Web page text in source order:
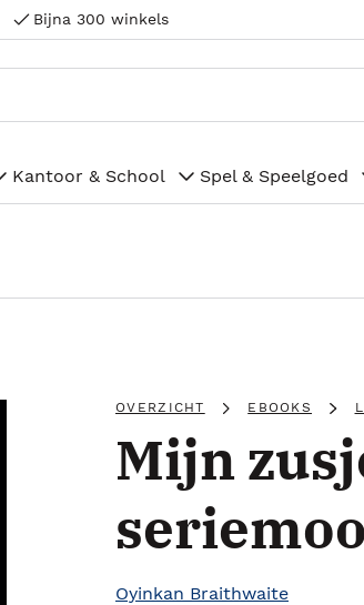
Bijna 300 winkels
Kantoor & School Spel & Speelgoed
OVERZICHT EBOOKS
Mijn
Oyinkan Braithwaite